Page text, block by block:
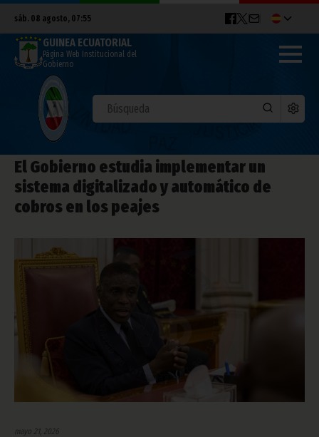
sáb. 08 agosto, 07:55
GUINEA ECUATORIAL
Página Web Institucional del
Gobierno
El Gobierno estudia implementar un
sistema digitalizado y automático de
cobros en los peajes
mayo 21, 2026